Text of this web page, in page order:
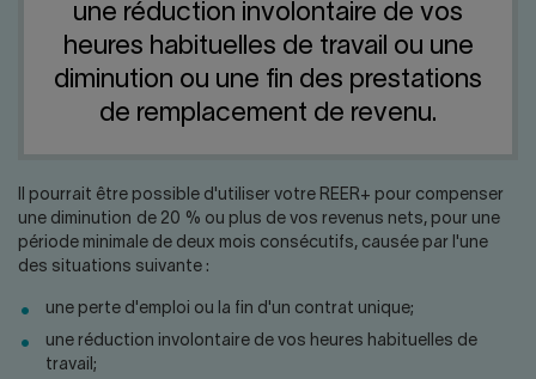
Nous joindre Salle de presse
English
une réduction involontaire de vos
heures habituelles de travail ou une
diminution ou une fin des prestations
de remplacement de revenu.
Il pourrait être possible d'utiliser votre REER+ pour compenser
une diminution de 20 % ou plus de vos revenus nets, pour une
période minimale de deux mois consécutifs, causée par l'une
des situations suivante :
une perte d'emploi ou la fin d'un contrat unique;
une réduction involontaire de vos heures habituelles de
travail;